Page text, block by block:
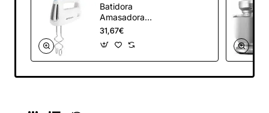
Batidora
Amasadora
Orbegozo BA
3600/ 400W
31,67€